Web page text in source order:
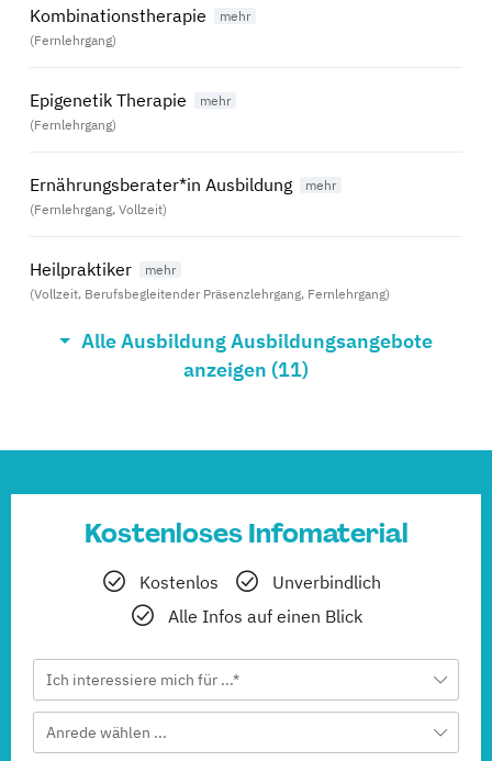
Kombinationstherapie
(Fernlehrgang)
Epigenetik Therapie
(Fernlehrgang)
Ernährungsberater*in Ausbildung
(Fernlehrgang, Vollzeit)
Heilpraktiker
(Vollzeit, Berufsbegleitender Präsenzlehrgang, Fernlehrgang)
Heilpraktiker Ausbildung
(Fernlehrgang)
(Fernlehrgang)
(Fernlehrgang)
Psychologische Beratung
Alle Ausbildung Ausbildungsangebote
anzeigen (11)
Kostenloses Infomaterial
Kostenlos
Unverbindlich
Alle Infos auf einen Blick
Ich interessiere mich für ...*
Anrede wählen ...